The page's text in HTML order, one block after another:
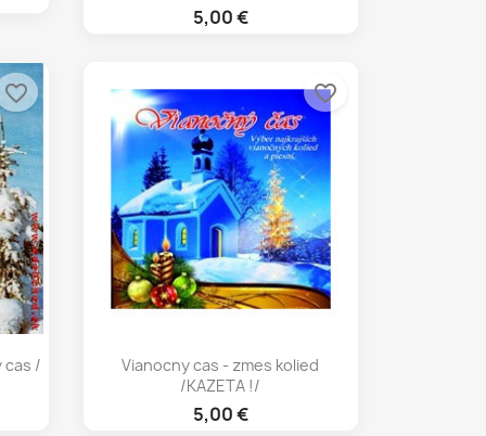
5,00 €
cas /
favorite_border
Rýchly náhľad
Vianocny cas - zmes kolied
/KAZETA !/
5,00 €
favorite_border